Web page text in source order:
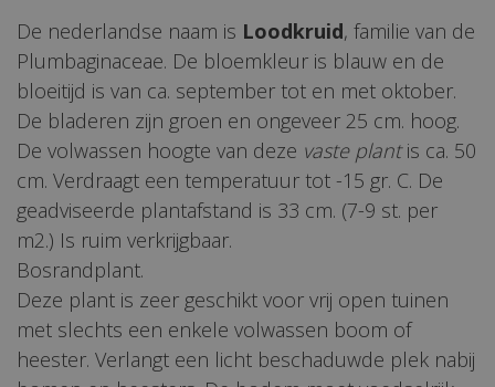
De nederlandse naam is Loodkruid, familie van de
Plumbaginaceae. De bloemkleur is blauw en de
bloeitijd is van ca. september tot en met oktober.
De bladeren zijn groen en ongeveer 25 cm. hoog.
De volwassen hoogte van deze vaste plantis ca. 50
cm. Verdraagt een temperatuur tot -15 gr. C. De
geadviseerde plantafstand is 33 cm. (7-9 st. per
m2.) Is ruim verkrijgbaar.
Bosrandplant.
Deze plant is zeer geschikt voor vrij open tuinen
met slechts een enkele volwassen boom of
heester. Verlangt een licht beschaduwde plek nabij